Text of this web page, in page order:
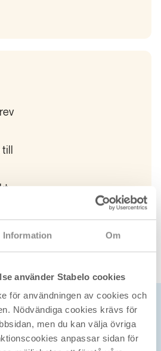
Information Om
använder Stabelo cookies
för användningen av cookies och
Nödvändiga cookies krävs för
men du kan välja övriga
anpassar sidan för
Stabelos